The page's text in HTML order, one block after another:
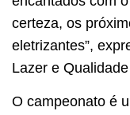
certeza, os
eletrizantes”,
Lazer e
O campeonato é